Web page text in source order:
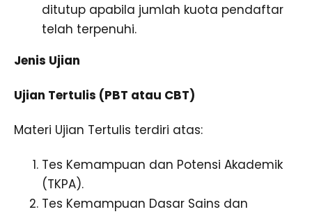
ditutup apabila jumlah kuota pendaftar
telah terpenuhi.
Jenis Ujian
Ujian Tertulis (PBT atau CBT)
Materi Ujian Tertulis terdiri atas:
Tes Kemampuan dan Potensi Akademik
(TKPA).
Tes Kemampuan Dasar Sains dan